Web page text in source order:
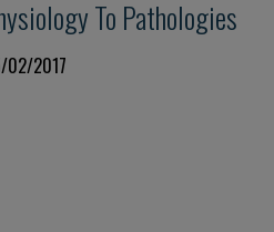
To Pathologies
02/2017